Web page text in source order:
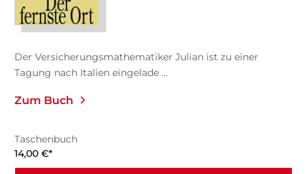
Der Versicherungsmathematiker Julian ist zu einer
Tagung nach Italien eingelade ...
Zum Buch
Taschenbuch
14,00 €*